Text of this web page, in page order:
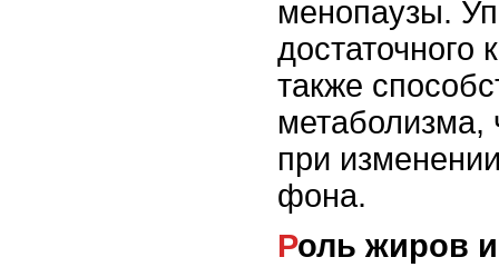
менопаузы.
достаточного
также
метаболизма,
при
фона.
Роль жиров